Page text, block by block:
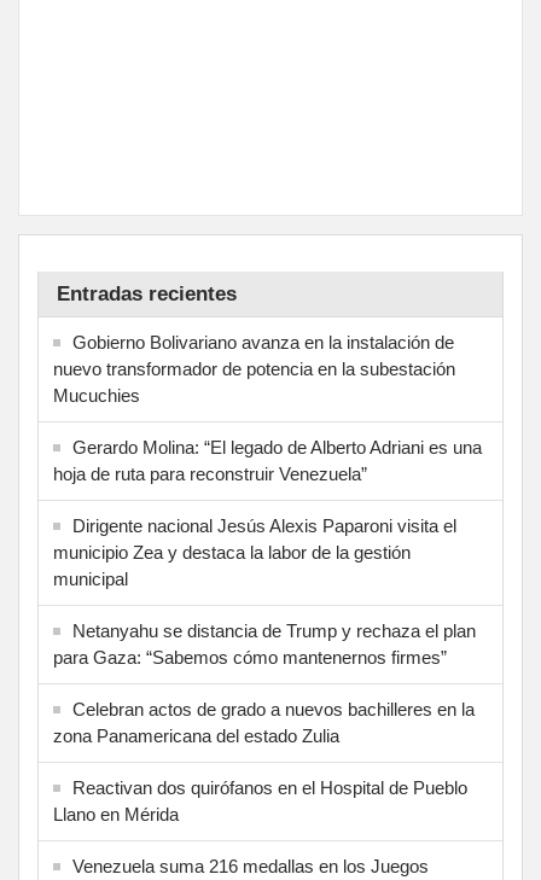
Entradas recientes
Gobierno Bolivariano avanza en la instalación de
nuevo transformador de potencia en la subestación
Mucuchies
Gerardo Molina: “El legado de Alberto Adriani es una
hoja de ruta para reconstruir Venezuela”
Dirigente nacional Jesús Alexis Paparoni visita el
municipio Zea y destaca la labor de la gestión
municipal
Netanyahu se distancia de Trump y rechaza el plan
para Gaza: “Sabemos cómo mantenernos firmes”
Celebran actos de grado a nuevos bachilleres en la
zona Panamericana del estado Zulia
Reactivan dos quirófanos en el Hospital de Pueblo
Llano en Mérida
Venezuela suma 216 medallas en los Juegos